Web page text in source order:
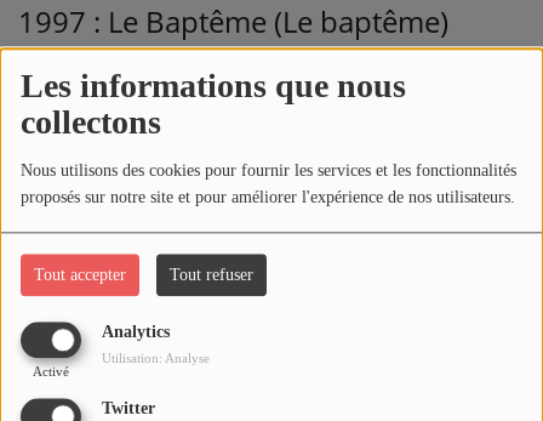
Les informations que nous
collectons
Nous utilisons des cookies pour fournir les services et les fonctionnalités
proposés sur notre site et pour améliorer l'expérience de nos utilisateurs.
Tout accepter Tout refuser
Analytics
Activé
Utilisation: Analyse
Twitter
1997 : Le Baptême (Le baptême)
1997 : Matchistador (Le baptême)
1999 : Je dis aime (Je dis aime)
1999 : Onde sensuelle (Je dis aime)
1999 : Mama Sam (Je dis aime)
2003 : Qui de nous deux (Qui de
nous deux)
2003 : A tes Souhaits (Qui de nous
deux)
2003 : La bonne étoile (Qui de nous